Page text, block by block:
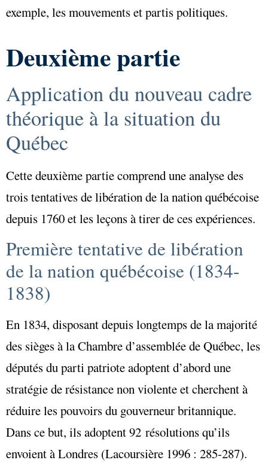
exemple, les mouvements et partis politiques.
Deuxième partie
Application du nouveau cadre
théorique à la situation du
Québec
Cette deuxième partie comprend une analyse des
trois tentatives de libération de la nation québécoise
depuis 1760 et les leçons à tirer de ces expériences.
Première tentative de libération
de la nation québécoise (1834-
1838)
En 1834, disposant depuis longtemps de la majorité
des sièges à la Chambre d’assemblée de Québec, les
députés du parti patriote adoptent d’abord une
stratégie de résistance non violente et cherchent à
réduire les pouvoirs du gouverneur britannique.
Dans ce but, ils adoptent 92 résolutions qu’ils
envoient à Londres (Lacoursière 1996 : 285-287).